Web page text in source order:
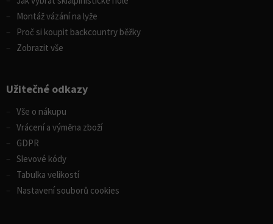
Montáž vázání na lyže
Proč si koupit backcountry běžky
Zobrazit vše
Užitečné odkazy
Vše o nákupu
Vrácení a výměna zboží
GDPR
Slevové kódy
Tabulka velikostí
Nastavení souborů cookies